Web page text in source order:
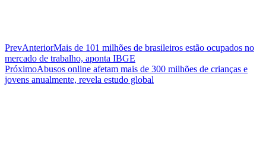
PrevAnteriorMais de 101 milhões de brasileiros estão ocupados no
mercado de trabalho, aponta IBGE
PróximoAbusos online afetam mais de 300 milhões de crianças e
jovens anualmente, revela estudo global